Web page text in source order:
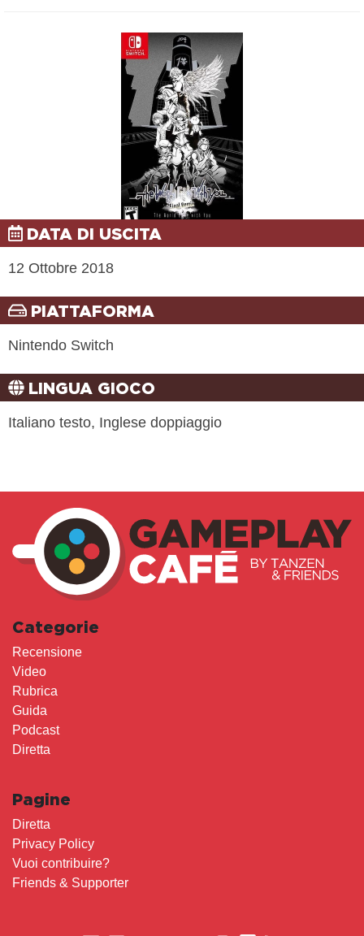
DATA DI USCITA
12 Ottobre 2018
PIATTAFORMA
Nintendo Switch
LINGUA GIOCO
Italiano testo, Inglese doppiaggio
Categorie
Recensione
Video
Rubrica
Guida
Podcast
Diretta
Pagine
Diretta
Privacy Policy
Vuoi contribuire?
Friends & Supporter